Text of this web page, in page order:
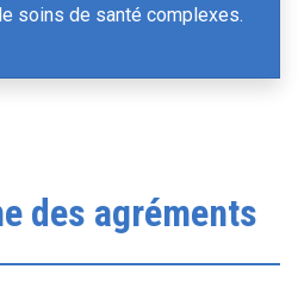
soins de santé complexes.
des agréments